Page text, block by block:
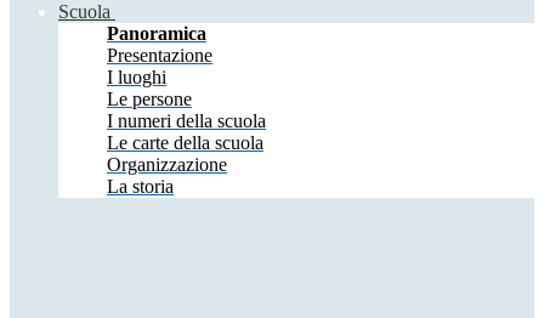
Scuola
Panoramica
Presentazione
I luoghi
Le persone
I numeri della scuola
Le carte della scuola
Organizzazione
La storia